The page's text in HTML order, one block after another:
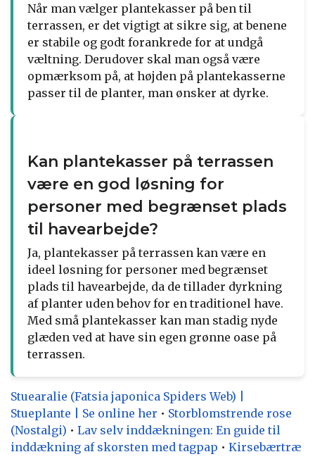
Når man vælger plantekasser på ben til
terrassen, er det vigtigt at sikre sig, at benene
er stabile og godt forankrede for at undgå
væltning. Derudover skal man også være
opmærksom på, at højden på plantekasserne
passer til de planter, man ønsker at dyrke.
Kan plantekasser på terrassen
være en god løsning for
personer med begrænset plads
til havearbejde?
Ja, plantekasser på terrassen kan være en
ideel løsning for personer med begrænset
plads til havearbejde, da de tillader dyrkning
af planter uden behov for en traditionel have.
Med små plantekasser kan man stadig nyde
glæden ved at have sin egen grønne oase på
terrassen.
Stuearalie (Fatsia japonica Spiders Web) |
Stueplante | Se online her • Storblomstrende rose
(Nostalgi) • Lav selv inddækningen: En guide til
inddækning af skorsten med tagpap • Kirsebærtræ